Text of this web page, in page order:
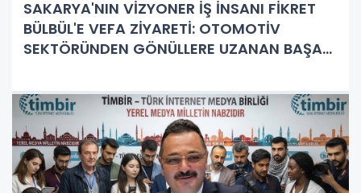
SAKARYA'NIN VİZYONER İŞ İNSANI FİKRET
BÜLBÜL'E VEFA ZİYARETİ: OTOMOTİV
SEKTÖRÜNDEN GÖNÜLLERE UZANAN BAŞARI